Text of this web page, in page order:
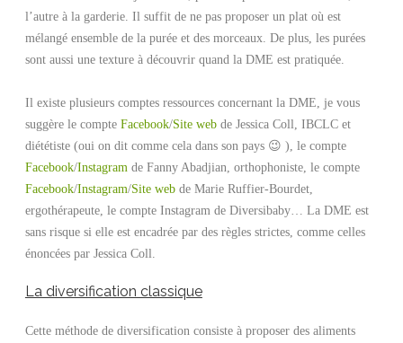
l’autre à la garderie. Il suffit de ne pas proposer un plat où est
mélangé ensemble de la purée et des morceaux. De plus, les purées
sont aussi une texture à découvrir quand la DME est pratiquée.
Il existe plusieurs comptes ressources concernant la DME, je vous
suggère le compte Facebook/Site webde Jessica Coll, IBCLC et
diététiste (oui on dit comme cela dans son pays 😉 ), le compte
Facebook/Instagram de Fanny Abadjian, orthophoniste, le compte
Facebook/Instagram/Site webde Marie Ruffier-Bourdet,
ergothérapeute, le compte Instagram de Diversibaby… La DME est
sans risque si elle est encadrée par des règles strictes, comme celles
énoncées par Jessica Coll.
La diversification classique
Cette méthode de diversification consiste à proposer des aliments